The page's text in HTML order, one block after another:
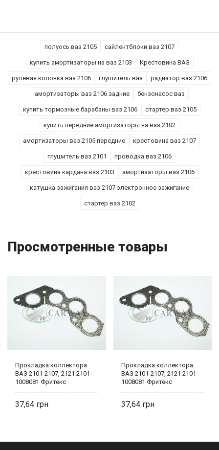
полуось ваз 2105 сайлентблоки ваз 2107
купить амортизаторы на ваз 2103 Крестовина ВАЗ
рулевая колонка ваз 2106 глушитель ваз радиатор ваз 2106
амортизаторы ваз 2106 задние бензонасос ваз
купить тормозные барабаны ваз 2106 стартер ваз 2105
купить передние амортизаторы на ваз 2102
амортизаторы ваз 2105 передние крестовина ваз 2107
глушитель ваз 2101 проводка ваз 2106
крестовина кардана ваз 2103 амортизаторы ваз 2106
катушка зажигания ваз 2107 электронное зажигание
стартер ваз 2102
Просмотренные товары
Прокладка коллектора
ВАЗ 2101-2107, 2121 2101-
1008081 Фритекс
37,64
Прокладка коллектора
ВАЗ 2101-2107, 2121 2101-
1008081 Фритекс
37,64